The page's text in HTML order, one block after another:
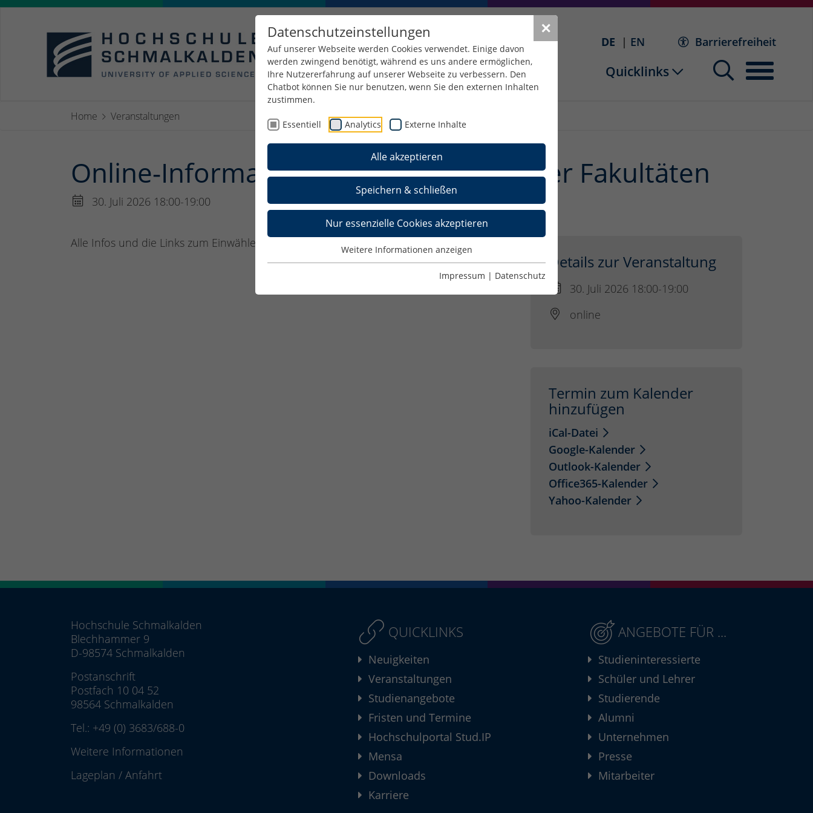
✕
Datenschutzeinstellungen
Auf unserer Webseite werden Cookies verwendet. Einige davon
werden zwingend benötigt, während es uns andere ermöglichen,
Ihre Nutzererfahrung auf unserer Webseite zu verbessern. Den
Chatbot können Sie nur benutzen, wenn Sie den externen Inhalten
zustimmen.
Essentiell Analytics Externe Inhalte
Alle akzeptieren
Speichern & schließen
Nur essenzielle Cookies akzeptieren
Weitere Informationen anzeigen
Impressum | Datenschutz
DE EN Barrierefreiheit
Quicklinks
Home Veranstaltungen
Online-Informationsveranstaltungen der Fakultäten
30. Juli 2026 18:00-19:00
Alle Infos und die Links zum Einwählen sind zu finden.
Details zur Veranstaltung
30. Juli 2026 18:00-19:00
online
Termin zum Kalender
hinzufügen
iCal-Datei
Google-Kalender
Outlook-Kalender
Office365-Kalender
Yahoo-Kalender
Hochschule Schmalkalden
Blechhammer 9
D-98574 Schmalkalden
Postanschrift
Postfach 10 04 52
98564 Schmalkalden
Tel.: +49 (0) 3683/688-0
Weitere Informationen
Lageplan / Anfahrt
QUICKLINKS
Neuigkeiten
Veranstaltungen
Studienangebote
Fristen und Termine
Hochschulportal Stud.IP
Mensa
Downloads
Karriere
ANGEBOTE FÜR ...
Studieninteressierte
Schüler und Lehrer
Studierende
Alumni
Unternehmen
Presse
Mitarbeiter